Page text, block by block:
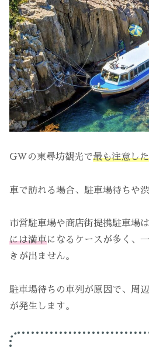
GWの東尋坊観光で最も注意し
車で訪れる場合、駐車場待ちや
市営駐車場や商店街提携駐車場は
には満車になるケースが多く、
きが出ません。
駐車場待ちの車列が原因で、周
が発生します。